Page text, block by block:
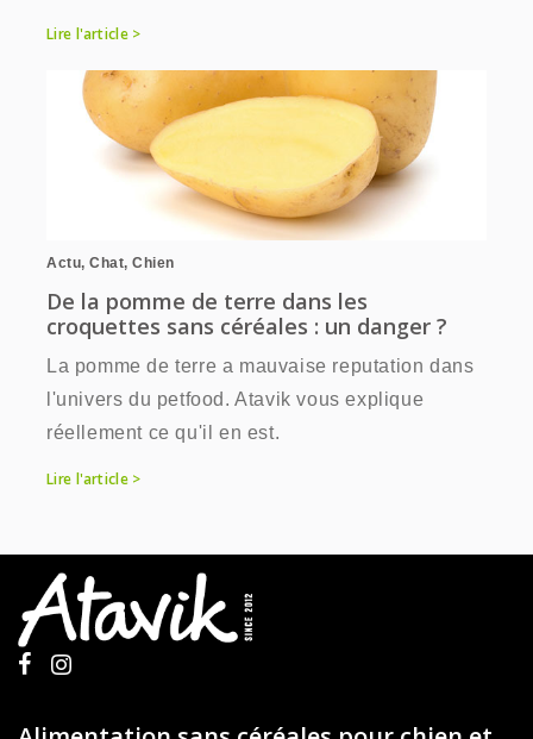
Lire l'article >
Actu, Chat, Chien
De la pomme de terre dans les
croquettes sans céréales : un danger ?
La pomme de terre a mauvaise reputation dans
l'univers du petfood. Atavik vous explique
réellement ce qu'il en est.
Lire l'article >